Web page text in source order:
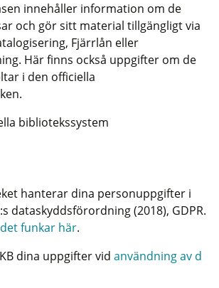
innehåller information om de
och gör sitt material tillgängligt via
Fjärrlån eller
Här finns också uppgifter om de
i den officiella
bibliotekssystem
hanterar dina personuppgifter i
dataskyddsförordning (2018), GDPR.
funkar här.
dina uppgifter vid användning av d